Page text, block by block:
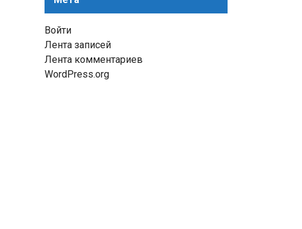
Войти
Лента записей
Лента комментариев
WordPress.org